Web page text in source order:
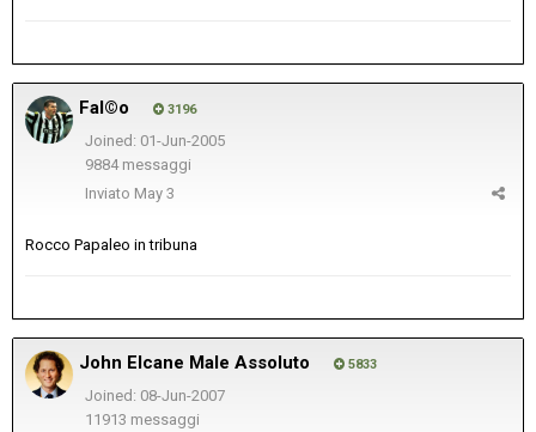
Fal©o 3196
Joined: 01-Jun-2005
9884 messaggi
Inviato May 3
Rocco Papaleo in tribuna
John Elcane Male Assoluto 5833
Joined: 08-Jun-2007
11913 messaggi